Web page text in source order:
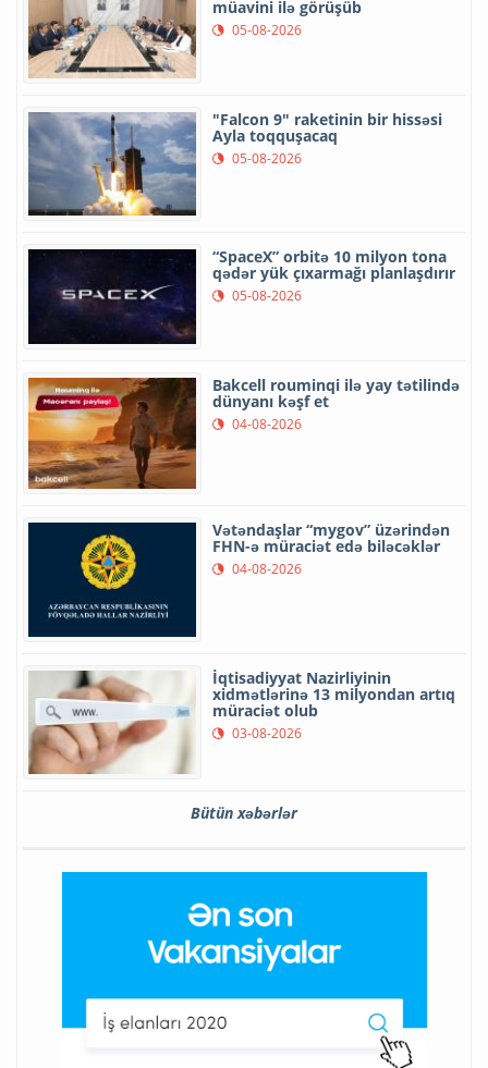
müavini ilə görüşüb
05-08-2026
"Falcon 9" raketinin bir hissəsi
Ayla toqquşacaq
05-08-2026
“SpaceX” orbitə 10 milyon tona
qədər yük çıxarmağı planlaşdırır
05-08-2026
Bakcell rouminqi ilə yay tətilində
dünyanı kəşf et
04-08-2026
Vətəndaşlar “mygov” üzərindən
FHN-ə müraciət edə biləcəklər
04-08-2026
İqtisadiyyat Nazirliyinin
xidmətlərinə 13 milyondan artıq
müraciət olub
03-08-2026
Bütün xəbərlər